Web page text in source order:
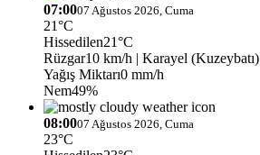
07:0007 Ağustos 2026, Cuma
21°C
Hissedilen21°C
Rüzgar10 km/h | Karayel (Kuzeybatı)
Yağış Miktarı0 mm/h
Nem49%
08:0007 Ağustos 2026, Cuma
23°C